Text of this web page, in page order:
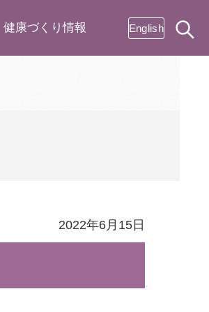
健康づくり情報 English
2022年6月15日